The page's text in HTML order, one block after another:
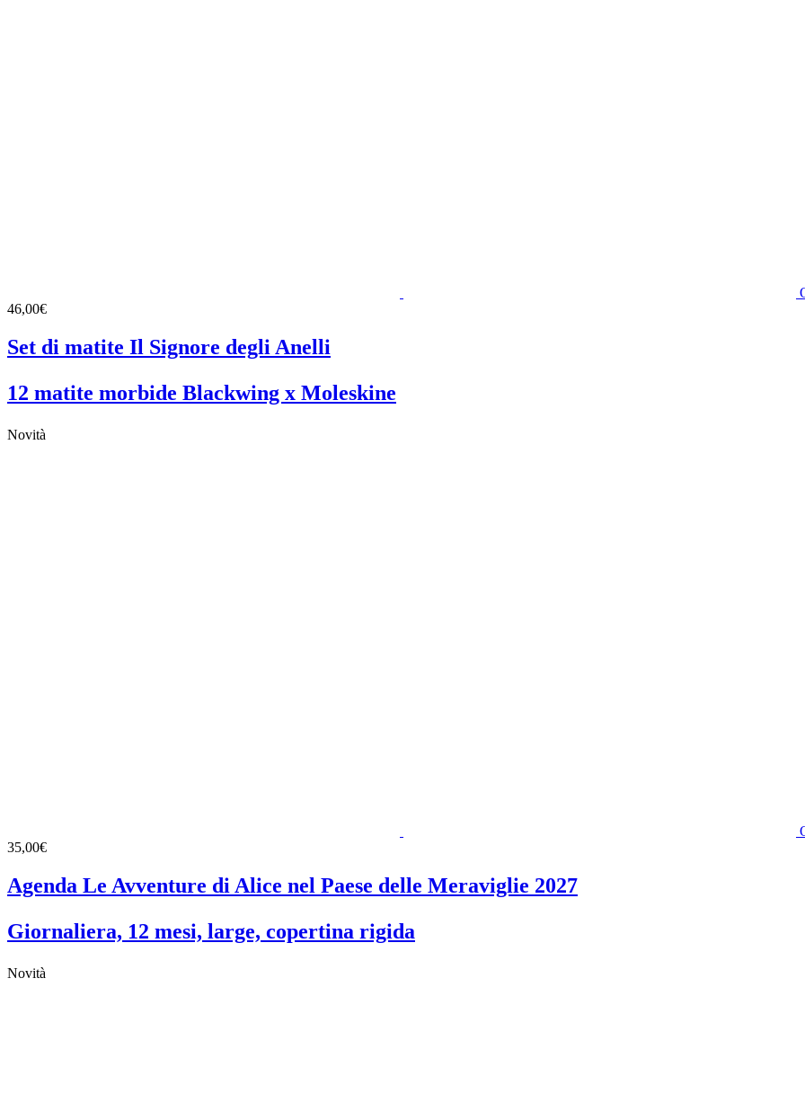
46,00€
Set di matite Il Signore degli Anelli
12 matite morbide Blackwing x Moleskine
Novità
35,00€
Agenda Le Avventure di Alice nel Paese delle Meraviglie 2027
Giornaliera, 12 mesi, large, copertina rigida
Novità